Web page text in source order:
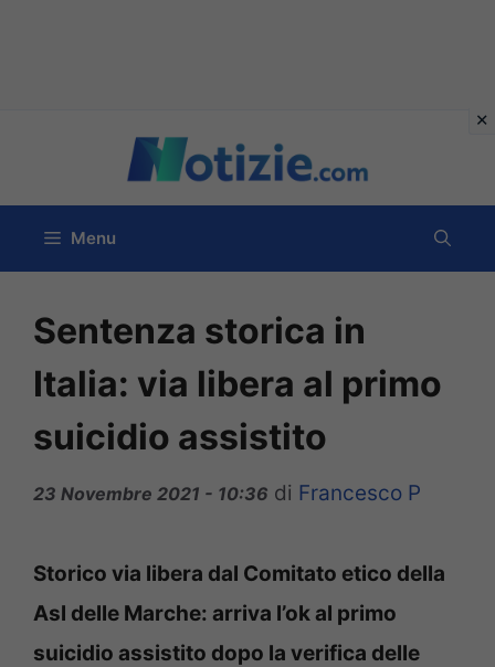
contenuto
Menu
Sentenza storica in
Italia: via libera al primo
suicidio assistito
23 Novembre 2021 - 10:36 di Francesco P
Storico via libera dal Comitato etico della
Asl delle Marche: arriva l’ok al primo
suicidio assistito dopo la verifica delle